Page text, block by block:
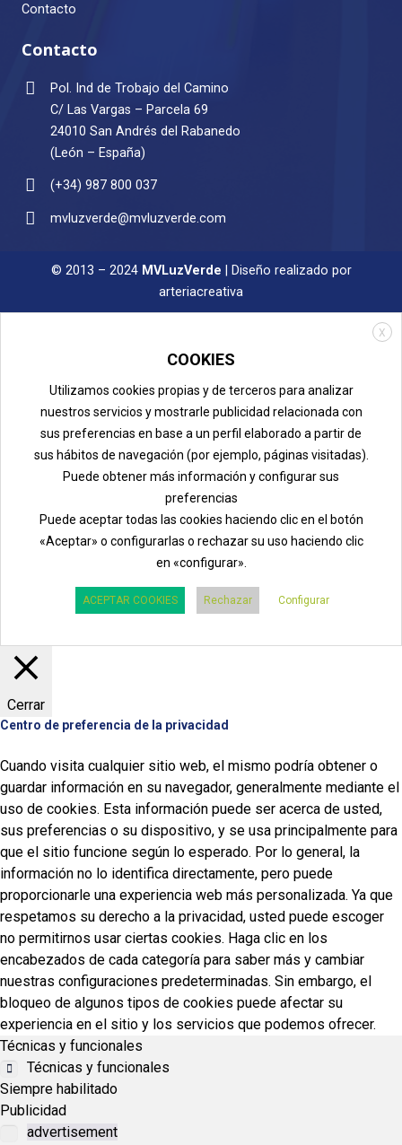
Contacto
Contacto
Pol. Ind de Trobajo del Camino
C/ Las Vargas – Parcela 69
24010 San Andrés del Rabanedo
(León – España)
(+34) 987 800 037
mvluzverde@mvluzverde.com
© 2013 – 2024 MVLuzVerde | Diseño realizado por
arteriacreativa
X
COOKIES
Utilizamos cookies propias y de terceros para analizar
nuestros servicios y mostrarle publicidad relacionada con
sus preferencias en base a un perfil elaborado a partir de
sus hábitos de navegación (por ejemplo, páginas visitadas).
Puede obtener más información y configurar sus
preferencias
Puede aceptar todas las cookies haciendo clic en el botón
«Aceptar» o configurarlas o rechazar su uso haciendo clic
en «configurar».
ACEPTAR COOKIES Rechazar Configurar
Cerrar
Centro de preferencia de la privacidad
Cuando visita cualquier sitio web, el mismo podría obtener o
guardar información en su navegador, generalmente mediante el
uso de cookies. Esta información puede ser acerca de usted,
sus preferencias o su dispositivo, y se usa principalmente para
que el sitio funcione según lo esperado. Por lo general, la
información no lo identifica directamente, pero puede
proporcionarle una experiencia web más personalizada. Ya que
respetamos su derecho a la privacidad, usted puede escoger
no permitirnos usar ciertas cookies. Haga clic en los
encabezados de cada categoría para saber más y cambiar
nuestras configuraciones predeterminadas. Sin embargo, el
bloqueo de algunos tipos de cookies puede afectar su
experiencia en el sitio y los servicios que podemos ofrecer.
Técnicas y funcionales
Técnicas y funcionales
Siempre habilitado
Publicidad
advertisement